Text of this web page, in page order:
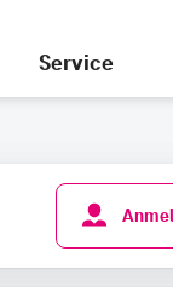
Service